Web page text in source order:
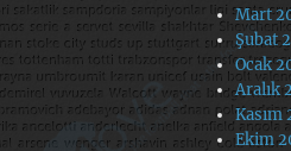
Mart
Şubat
Ocak
Aralık
Kasım
Ekim